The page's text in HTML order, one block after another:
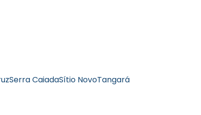
Serra CaiadaSítio NovoTangará